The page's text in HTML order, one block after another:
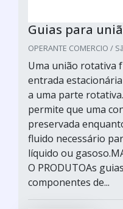
Guias para
OPERANTE COMERCIO /
Uma união rotativa
entrada
a uma parte
permite que uma
preservada
fluido necessário
líquido ou
O PRODUTOAs
componentes de...